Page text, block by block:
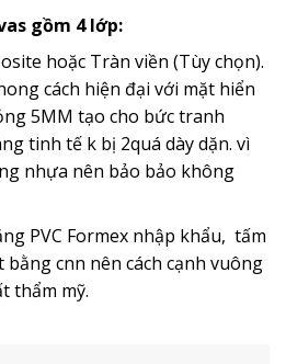
gồm 4 lớp:
hoặc Tràn viền (Tùy chọn).
cách hiện đại với mặt hiển
5MM tạo cho bức tranh
tinh tế k bị 2quá dày dặn. vì
nhựa nên bảo bảo không
PVC Formex nhập khẩu, tấm
cnn nên cách cạnh vuông
thẩm mỹ.